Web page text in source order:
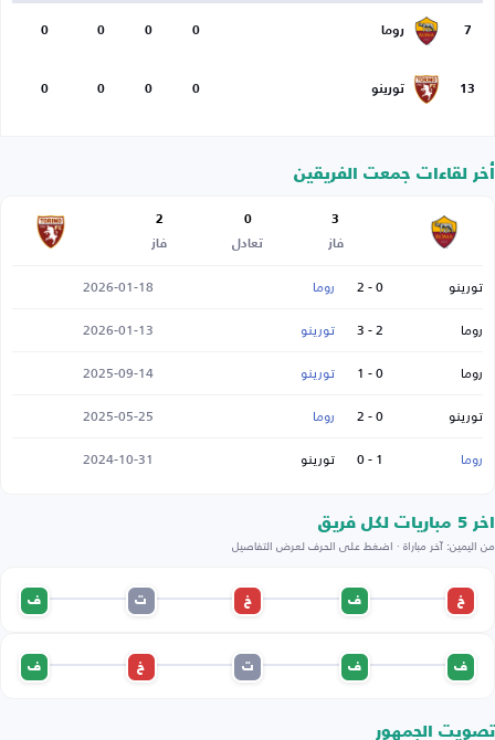
7 روما 0
0
0
0
13 تورينو 0
0
0
0
أخر لقاءات جمعت الفريقين
3
فاز
0
تعادل
2
فاز
تورينو 0 - 2 روما
2026-01-18
روما
2 - 3 تورينو
2026-01-13
روما
0 - 1 تورينو
2025-09-14
تورينو
0 - 2 روما
2025-05-25
روما
1 - 0 تورينو 2024-10-31
اخر 5 مباريات لكل فريق
من اليمين: آخر مباراة · اضغط على الحرف لعرض التفاصيل
خ ف خ ت ف
ف ف ت خ ف
تصويت الجمهور